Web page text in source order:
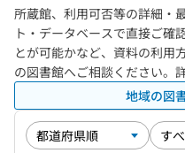
所蔵館、利用可否等の詳細・
ト・データベースで直接ご確
とが可能かなど、資料の利用
の図書館へご相談ください。
地域の図